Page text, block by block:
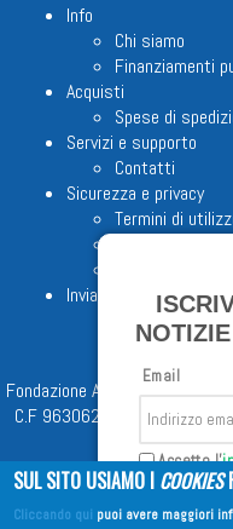
Info
Chi siamo
Finanziamenti
Acquisti
Spese di
Servizi e supporto
Contatti
Sicurezza e privacy
Termini di
Invia proposta
Fondazione Apostolicam
C.F 96306220581 - REA
Email
Accetto l'
SUL SITO USIAMO I COOKIES
Cliccando qui puoi avere maggiori